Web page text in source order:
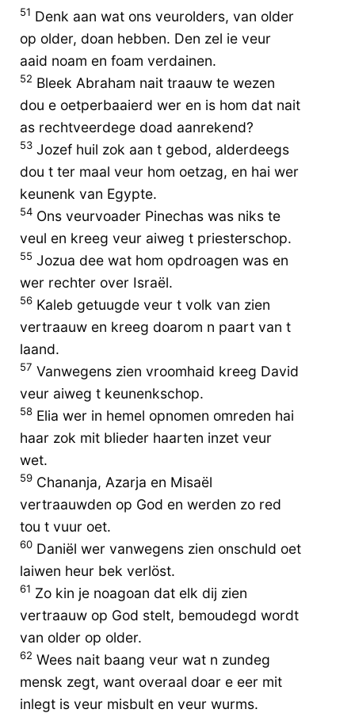
51 Denk aan wat ons veurolders, van older
op older, doan hebben. Den zel ie veur
aaid noam en foam verdainen.
52 Bleek Abraham nait traauw te wezen
dou e oetperbaaierd wer en is hom dat nait
as rechtveerdege doad aanrekend?
53 Jozef huil zok aan t gebod, alderdeegs
dou t ter maal veur hom oetzag, en hai wer
keunenk van Egypte.
54 Ons veurvoader Pinechas was niks te
veul en kreeg veur aiweg t priesterschop.
55 Jozua dee wat hom opdroagen was en
wer rechter over Israël.
56 Kaleb getuugde veur t volk van zien
vertraauw en kreeg doarom n paart van t
laand.
57 Vanwegens zien vroomhaid kreeg David
veur aiweg t keunenkschop.
58 Elia wer in hemel opnomen omreden hai
haar zok mit blieder haarten inzet veur
wet.
59 Chananja, Azarja en Misaël
vertraauwden op God en werden zo red
tou t vuur oet.
60 Daniël wer vanwegens zien onschuld oet
laiwen heur bek verlöst.
61 Zo kin je noagoan dat elk dij zien
vertraauw op God stelt, bemoudegd wordt
van older op older.
62 Wees nait baang veur wat n zundeg
mensk zegt, want overaal doar e eer mit
inlegt is veur misbult en veur wurms.